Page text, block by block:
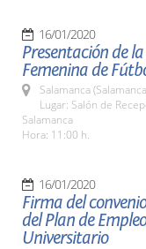
16/01/2020
Presentación de
Femenina de
Salamanca
Lugar: Salón de
Salamanca
Hora: 11:00 h.
16/01/2020
Firma del
del Plan de
Universitario